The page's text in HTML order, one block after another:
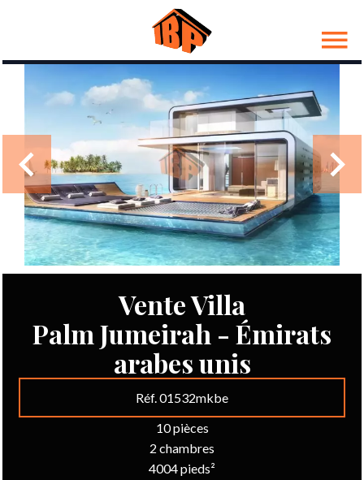
Vente Villa
Palm Jumeirah - Émirats
arabes unis
Réf. 01532mkbe
10 pièces
2 chambres
4004 pieds²